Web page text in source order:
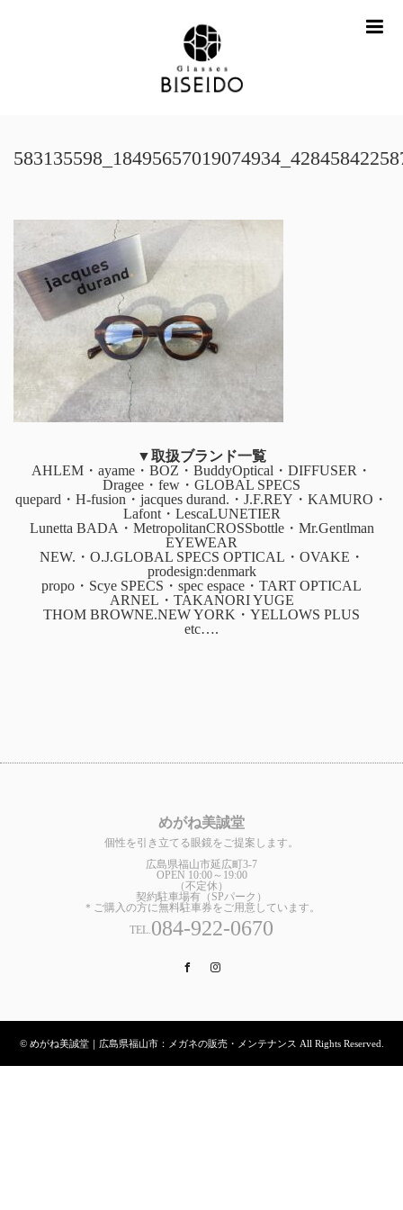
▼取扱ブランド一覧
AHLEM・ayame・BOZ・BuddyOptical・DIFFUSER・
Dragee・few・GLOBAL SPECS
quepard・H-fusion・jacques durand.・J.F.REY・KAMURO・
Lafont・LescaLUNETIER
Lunetta BADA・MetropolitanCROSSbottle・Mr.Gentlman
EYEWEAR
NEW.・O.J.GLOBAL SPECS OPTICAL・OVAKE・
prodesign:denmark
propo・Scye SPECS・spec espace・TART OPTICAL
ARNEL・TAKANORI YUGE
THOM BROWNE.NEW YORK・YELLOWS PLUS
etc….
めがね美誠堂
個性を引き立てる眼鏡をご提案します。
広島県福山市延広町3-7
OPEN 10:00～19:00
（不定休）
契約駐車場有（SPパーク）
＊ご購入の方に無料駐車券をご用意しています。
TEL.084-922-0670
Facebook
© めがね美誠堂｜広島県福山市：メガネの販売・メンテナンス All Rights Reserved.